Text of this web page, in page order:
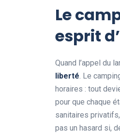
Le
esprit
Quand l’appel du
liberté . Le
horaires : tout
pour que chaque
sanitaires
pas un hasard si,